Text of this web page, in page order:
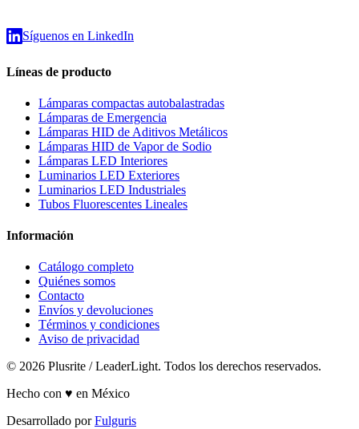
Síguenos en LinkedIn
Líneas de producto
Lámparas compactas autobalastradas
Lámparas de Emergencia
Lámparas HID de Aditivos Metálicos
Lámparas HID de Vapor de Sodio
Lámparas LED Interiores
Luminarios LED Exteriores
Luminarios LED Industriales
Tubos Fluorescentes Lineales
Información
Catálogo completo
Quiénes somos
Contacto
Envíos y devoluciones
Términos y condiciones
Aviso de privacidad
© 2026 Plusrite / LeaderLight. Todos los derechos reservados.
Hecho con ♥ en México
Desarrollado porFulguris